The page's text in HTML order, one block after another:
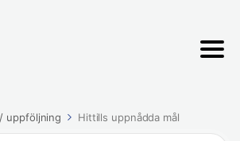
uppföljning Hittills uppnådda mål